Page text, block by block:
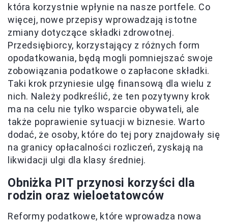
która korzystnie wpłynie na nasze portfele. Co
więcej, nowe przepisy wprowadzają istotne
zmiany dotyczące składki zdrowotnej.
Przedsiębiorcy, korzystający z różnych form
opodatkowania, będą mogli pomniejszać swoje
zobowiązania podatkowe o zapłacone składki.
Taki krok przyniesie ulgę finansową dla wielu z
nich. Należy podkreślić, że ten pozytywny krok
ma na celu nie tylko wsparcie obywateli, ale
także poprawienie sytuacji w biznesie. Warto
dodać, że osoby, które do tej pory znajdowały się
na granicy opłacalności rozliczeń, zyskają na
likwidacji ulgi dla klasy średniej.
Obniżka PIT przynosi korzyści dla
rodzin oraz wieloetatowców
Reformy podatkowe, które wprowadza nowa